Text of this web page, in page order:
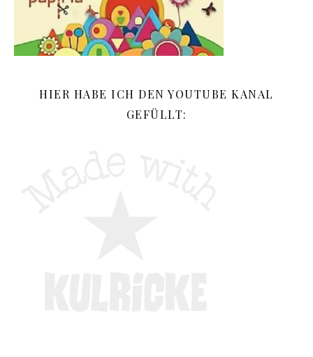
HIER HABE ICH DEN YOUTUBE KANAL
GEFÜLLT: